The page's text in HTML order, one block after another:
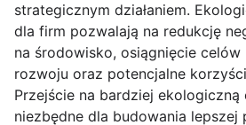
strategicznym działaniem.
dla firm pozwalają na redukcję
na środowisko, osiągnięcie
rozwoju oraz potencjalne
Przejście na bardziej ekologiczną
niezbędne dla budowania lepszej